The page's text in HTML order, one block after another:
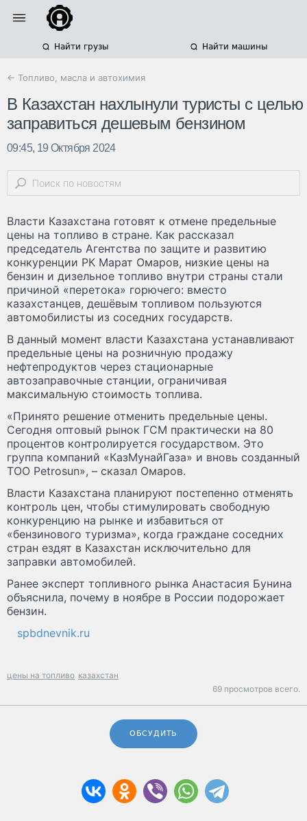
Найти грузы Найти машины
← Топливо, масла и автохимия
В Казахстан нахлынули туристы с целью
заправиться дешевым бензином
09:45, 19 Октября 2024
Власти Казахстана готовят к отмене предельные
цены на топливо в стране. Как рассказал
председатель Агентства по защите и развитию
конкуренции РК Марат Омаров, низкие цены на
бензин и дизельное топливо внутри страны стали
причиной «перетока» горючего: вместо
казахстанцев, дешёвым топливом пользуются
автомобилисты из соседних государств.
В данный момент власти Казахстана устанавливают
предельные цены на розничную продажу
нефтепродуктов через стационарные
автозаправочные станции, ограничивая
максимальную стоимость топлива.
«Принято решение отменить предельные цены.
Сегодня оптовый рынок ГСМ практически на 80
процентов контролируется государством. Это
группа компаний «КазМунайГаза» и вновь созданный
ТОО Petrosun», – сказал Омаров.
Власти Казахстана планируют постепенно отменять
контроль цен, чтобы стимулировать свободную
конкуренцию на рынке и избавиться от
«бензинового туризма», когда граждане соседних
стран ездят в Казахстан исключительно для
заправки автомобилей.
Ранее эксперт топливного рынка Анастасия Бунина
объяснила, почему в ноябре в России подорожает
бензин.
spbdnevnik.ru
цены на топливо казахстан
69 просмотров всего.
ОБСУДИТЬ